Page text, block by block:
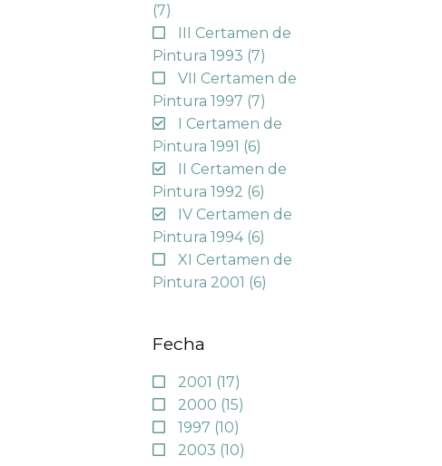
(7)
III Certamen de
Pintura 1993 (7)
VII Certamen de
Pintura 1997 (7)
I Certamen de
Pintura 1991 (6)
II Certamen de
Pintura 1992 (6)
IV Certamen de
Pintura 1994 (6)
XI Certamen de
Pintura 2001 (6)
Fecha
2001 (17)
2000 (15)
1997 (10)
2003 (10)